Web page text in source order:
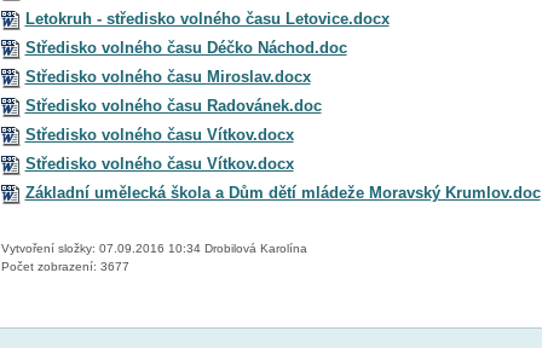
Letokruh - středisko volného času Letovice.docx
Středisko volného času Déčko Náchod.doc
Středisko volného času Miroslav.docx
Středisko volného času Radovánek.doc
Středisko volného času Vítkov.docx
Středisko volného času Vítkov.docx
Základní umělecká škola a Dům dětí mládeže Moravský Krumlov.doc
Vytvoření složky: 07.09.2016 10:34 Drobilová Karolína
Počet zobrazení: 3677